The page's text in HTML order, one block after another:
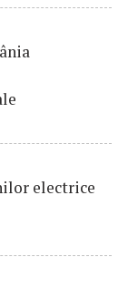
electrice